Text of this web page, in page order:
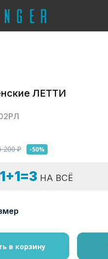
ЛЕТТИ
200₽ -50%
1+1=3 НА ВСЁ
в корзину